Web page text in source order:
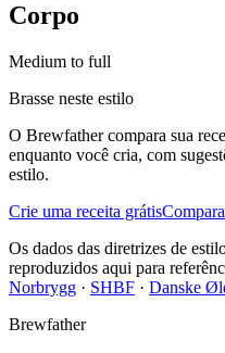
Corpo
Medium to full
Brasse neste estilo
O Brewfather compara sua
enquanto você cria, com
estilo.
Crie uma receita grátis
Os dados das diretrizes de
reproduzidos aqui para
Norbrygg · SHBF · Danske
Brewfather